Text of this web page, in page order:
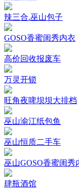
辣三合.巫山包子
GOSO香蜜闺秀内衣
高价回收报废车
万灵开锁
旺角夜啤坝坝大排档
巫山渝江纸包鱼
巫山恒质二手车
巫山GOSO香蜜闺秀
肆瓶酒馆